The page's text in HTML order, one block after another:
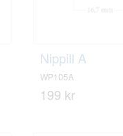
Nippill A
WP105A
199 kr